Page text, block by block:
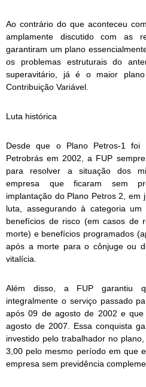
Ao contrário do que aconteceu
amplamente discutido com as
garantiram um plano
os problemas estruturais do
superavitário, já é o maior
Contribuição Variável.
Luta histórica
Desde que o Plano Petros-1 foi
Petrobrás em 2002, a FUP
para resolver a situação dos
empresa que ficaram sem
implantação do Plano Petros 2, em
luta, assegurando à categoria
benefícios de risco (em casos de
morte) e benefícios programados
após a morte para o cônjuge ou
vitalícia.
Além disso, a FUP garantiu
integralmente o serviço passado
após 09 de agosto de 2002 e
agosto de 2007. Essa conquista
investido pelo trabalhador no
3,00 pelo mesmo período em que
empresa sem previdência